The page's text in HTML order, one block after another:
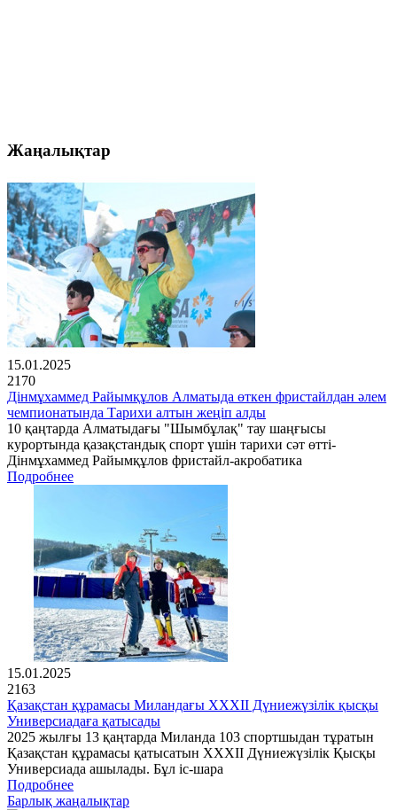
Жаңалықтар
15.01.2025
2170
Дінмұхаммед Райымқұлов Алматыда өткен фристайлдан әлем
чемпионатында Тарихи алтын жеңіп алды
10 қаңтарда Алматыдағы "Шымбұлақ" тау шаңғысы
курортында қазақстандық спорт үшін тарихи сәт өтті-
Дінмұхаммед Райымқұлов фристайл-акробатика
Подробнее
15.01.2025
2163
Қазақстан құрамасы Миландағы XXXII Дүниежүзілік қысқы
Универсиадаға қатысады
2025 жылғы 13 қаңтарда Миланда 103 спортшыдан тұратын
Қазақстан құрамасы қатысатын XXXII Дүниежүзілік Қысқы
Универсиада ашылады. Бұл іс-шара
Подробнее
Барлық жаңалықтар